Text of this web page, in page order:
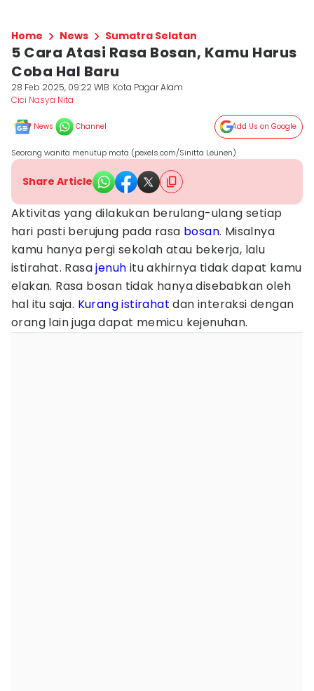
Home News Sumatra Selatan
5 Cara Atasi Rasa Bosan, Kamu Harus
Coba Hal Baru
28 Feb 2025, 09:22 WIB Kota Pagar Alam
Cici Nasya Nita
News Channel Add Us on Google
Seorang wanita menutup mata (pexels.com/Sinitta Leunen)
Share Article
Aktivitas yang dilakukan berulang-ulang setiap
hari pasti berujung pada rasa bosan. Misalnya
kamu hanya pergi sekolah atau bekerja, lalu
istirahat. Rasajenuh itu akhirnya tidak dapat kamu
elakan. Rasa bosan tidak hanya disebabkan oleh
hal itu saja. Kurang istirahat dan interaksi dengan
orang lain juga dapat memicu kejenuhan.